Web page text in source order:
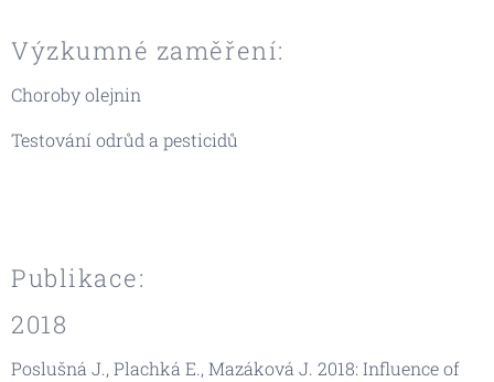
Výzkumné zaměření:
Choroby olejnin
Testování odrůd a pesticidů
Publikace:
2018
Poslušná J., Plachká E., Mazáková J. 2018: Influence of